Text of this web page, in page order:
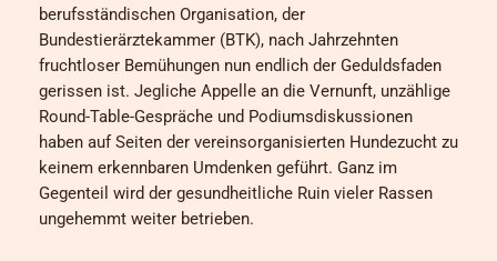
berufsständischen Organisation, der
Bundestierärztekammer (BTK), nach Jahrzehnten
fruchtloser Bemühungen nun endlich der Geduldsfaden
gerissen ist. Jegliche Appelle an die Vernunft, unzählige
Round-Table-Gespräche und Podiumsdiskussionen
haben auf Seiten der vereinsorganisierten Hundezucht zu
keinem erkennbaren Umdenken geführt. Ganz im
Gegenteil wird der gesundheitliche Ruin vieler Rassen
ungehemmt weiter betrieben.